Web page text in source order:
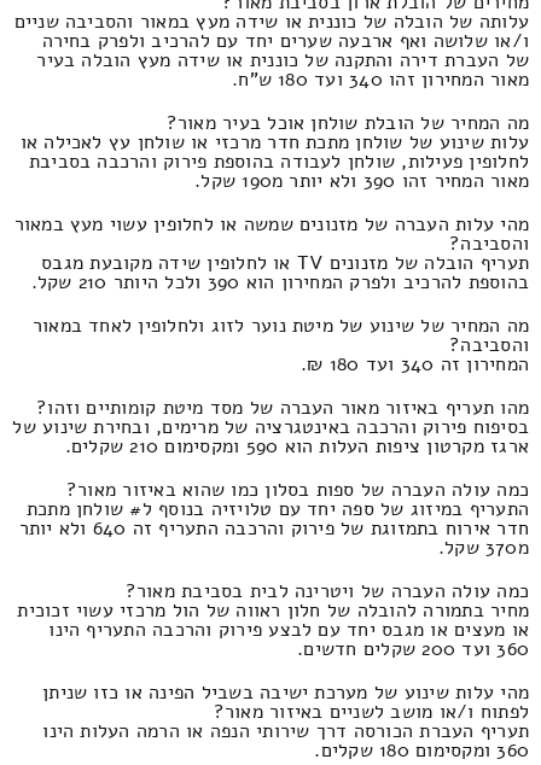
עלותה של הובלה של כוננית או שידה מעץ במאור והסביבה שניים
ו/או שלושה ואף ארבעה שערים יחד עם להרכיב ולפרק בחירה
של העברת דירה והתקנה של כוננית או שידה מעץ הובלה בעיר
מאור המחירון זהו 340 ועד 180 ש"ח.
מה המחיר של הובלת שולחן אוכל בעיר מאור?
עלות שינוע של שולחן מתכת חדר מרכזי או שולחן עץ לאכילה או
לחלופין פעילות, שולחן לעבודה בהוספת פירוק והרכבה בסביבת
מאור המחיר זהו 390 ולא יותר מ190 שקל.
מהי עלות העברה של מזנונים שמשה או לחלופין עשוי מעץ במאור
והסביבה?
תעריף הובלה של מזנונים TV או לחלופין שידה מקובעת מגבס
בהוספת להרכיב ולפרק המחירון הוא 390 ולכל היותר 210 שקל.
מה המחיר של שינוע של מיטת נוער לזוג ולחלופין לאחד במאור
והסביבה?
המחירון זה 340 ועד 180 ₪.
מהו תעריף באיזור מאור העברה של מסד מיטת קומותיים וזהו?
בסיפוח פירוק והרכבה באינטגרציה של מרימים, ובחירת שינוע של
ארגז מקרטון ציפות העלות הוא 590 ומקסימום 210 שקלים.
כמה עולה העברה של ספות בסלון כמו שהוא באיזור מאור?
התעריף במיזוג של ספה יחד עם טלויזיה בנוסף ל# שולחן מתכת
חדר אירוח בתמזוגת של פירוק והרכבה התעריף זה 640 ולא יותר
מ370 שקל.
כמה עולה העברה של ויטרינה לבית בסביבת מאור?
מחיר בתמורה להובלה של חלון ראווה של הול מרכזי עשוי זכוכית
או מעצים או מגבס יחד עם לבצע פירוק והרכבה התעריף הינו
360 ועד 200 שקלים חדשים.
מהי עלות שינוע של מערכת ישיבה בשביל הפינה או כזו שניתן
לפתוח ו/או מושב לשניים באיזור מאור?
תעריף העברת הכורסה דרך שירותי הנפה או הרמה העלות הינו
360 ומקסימום 180 שקלים.